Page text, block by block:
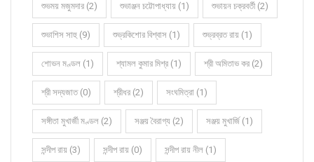
শুভময় মজুমদার (2) শুভাঞ্জন চট্টোপাধ্যায় (1) শুভায়ন চক্রবর্তী (2)
শুভাশিস সাহু (9) শুভ্রকিশোর বিশ্বাস (1) শুভ্রব্রত রায় (1)
শোভন মণ্ডল (1) শ্যামল কুমার মিশ্র (1) শ্রী অমিতাভ কর (2)
শ্রী সদ্যজাত (0) শ্রীধর (2) সংঘমিত্রা (1)
সঙ্গীতা মুখার্জী মণ্ডল (2) সঞ্জয় বৈরাগ্য (2) সঞ্জয় মুখার্জি (1)
সন্দীপ রায় (3) সন্দীপ রায় (0) সন্দীপ রায় নীল (1)